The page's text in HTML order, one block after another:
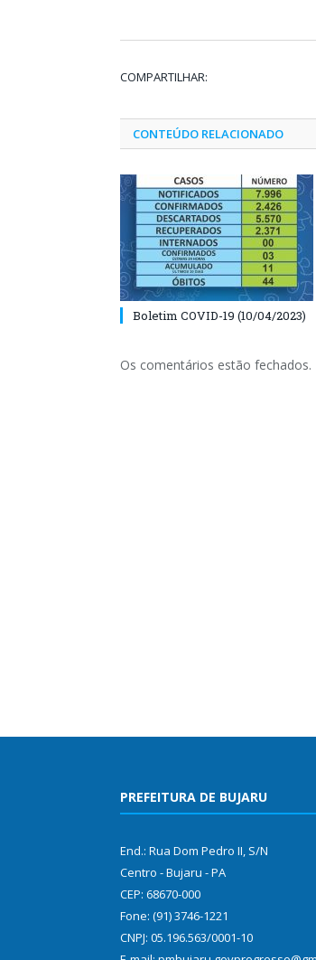
COMPARTILHAR:
CONTEÚDO RELACIONADO
Boletim COVID-19 (10/04/2023)
Os comentários estão fechados.
PREFEITURA DE BUJARU
End.: Rua Dom Pedro II, S/N
Centro - Bujaru - PA
CEP: 68670-000
Fone: (91) 3746-1221
CNPJ: 05.196.563/0001-10